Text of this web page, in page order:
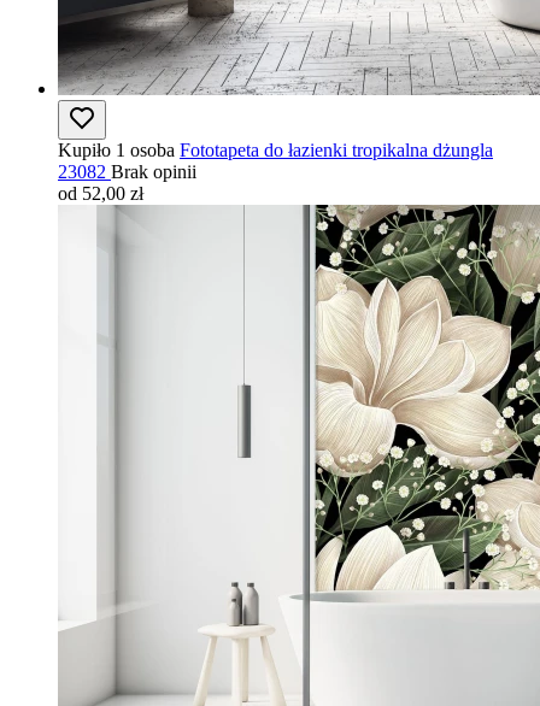
Kupiło 1 osoba Fototapeta do łazienki tropikalna dżungla
23082 Brak opinii
od 52,00 zł